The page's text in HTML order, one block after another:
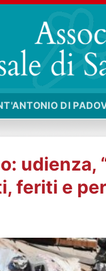
DI
udienza,
feriti e